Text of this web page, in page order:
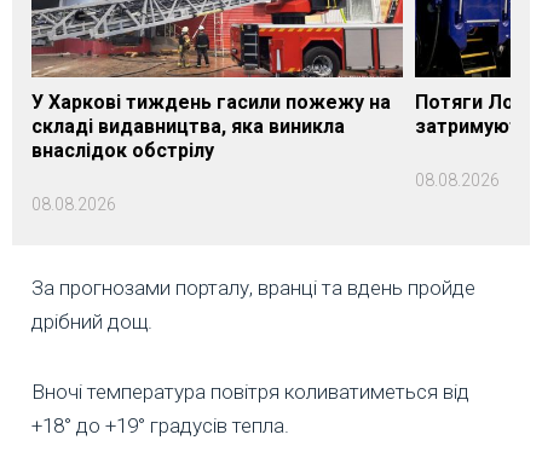
У Харкові тиждень гасили пожежу на
складі видавництва, яка виникла
внаслідок обстрілу
08.08.2026
Потяги
08.08.2026
За прогнозами порталу, вранці та вдень пройде
дрібний дощ.
Вночі температура повітря коливатиметься від
+18° до +19° градусів тепла.